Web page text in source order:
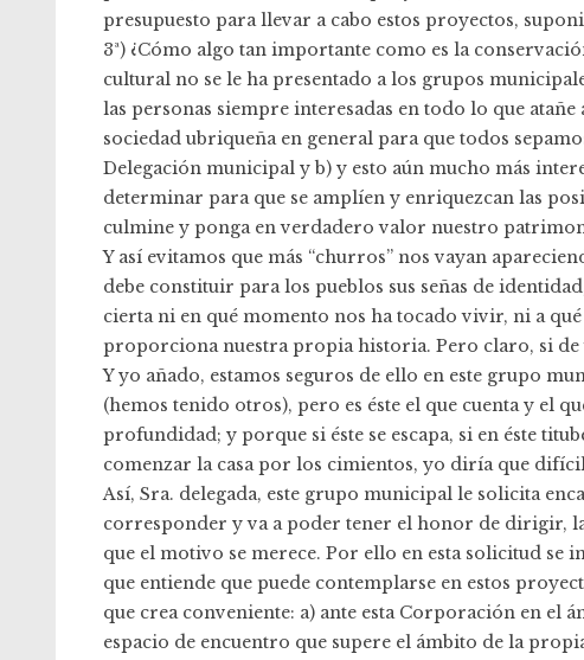
presupuesto para llevar a cabo estos proyectos,
3ª) ¿Cómo algo tan importante como es la
cultural no se le ha presentado a los grupos
las personas siempre interesadas en todo lo que
sociedad ubriqueña en general para que todos
Delegación municipal y b) y esto aún mucho más
determinar para que se amplíen y enriquezcan las
culmine y ponga en verdadero valor nuestro
Y así evitamos que más “churros” nos vayan
debe constituir para los pueblos sus señas de
cierta ni en qué momento nos ha tocado vivir, ni a
proporciona nuestra propia historia. Pero claro, si
Y yo añado, estamos seguros de ello en este grupo
(hemos tenido otros), pero es éste el que cuenta y el
profundidad; y porque si éste se escapa, si en éste
comenzar la casa por los cimientos, yo diría que
Así, Sra. delegada, este grupo municipal le solicita
corresponder y va a poder tener el honor de dirigir,
que el motivo se merece. Por ello en esta solicitud se
que entiende que puede contemplarse en estos
que crea conveniente: a) ante esta Corporación en el
espacio de encuentro que supere el ámbito de la